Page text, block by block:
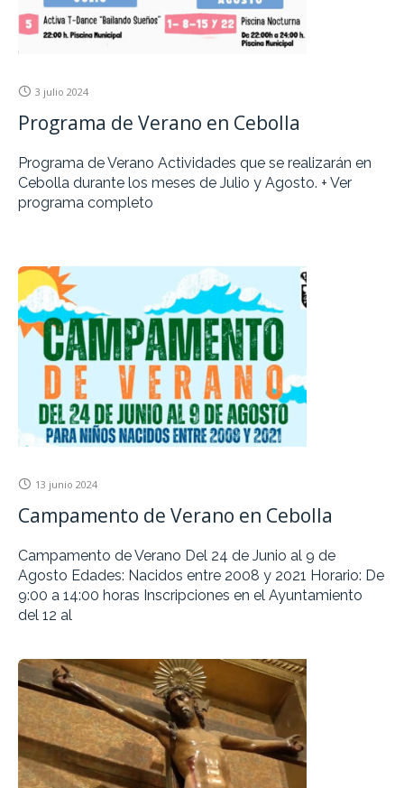
3 julio 2024
Programa de Verano en Cebolla
Programa de Verano Actividades que se realizarán en
Cebolla durante los meses de Julio y Agosto. + Ver
programa completo
13 junio 2024
Campamento de Verano en Cebolla
Campamento de Verano Del 24 de Junio al 9 de
Agosto Edades: Nacidos entre 2008 y 2021 Horario: De
9:00 a 14:00 horas Inscripciones en el Ayuntamiento
del 12 al